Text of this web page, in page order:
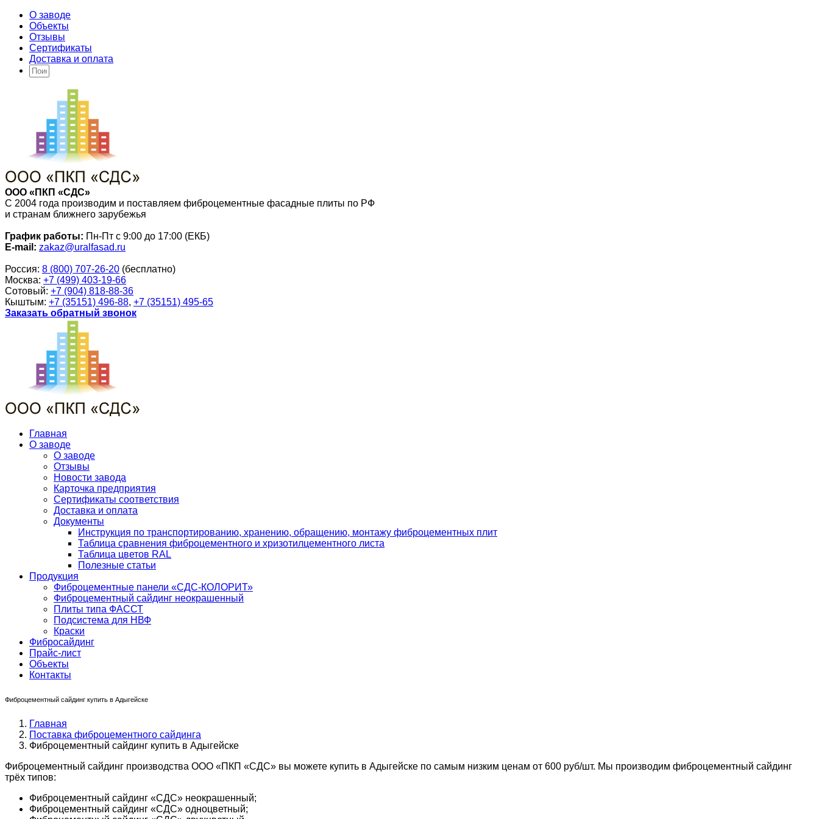
О заводе
Объекты
Отзывы
Сертификаты
Доставка и оплата
ООО «ПКП «СДС»
С 2004 года производим и поставляем фиброцементные фасадные плиты по РФ
и странам ближнего зарубежья
График работы: Пн-Пт с 9:00 до 17:00 (ЕКБ)
E-mail: zakaz@uralfasad.ru
Россия: 8 (800) 707-26-20 (бесплатно)
Москва: +7 (499) 403-19-66
Сотовый: +7 (904) 818-88-36
Кыштым: +7 (35151) 496-88, +7 (35151) 495-65
Заказать обратный звонок
Главная
О заводе
О заводе
Отзывы
Новости завода
Карточка предприятия
Сертификаты соответствия
Доставка и оплата
Документы
Инструкция по транспортированию, хранению, обращению, монтажу фиброцементных плит
Таблица сравнения фиброцементного и хризотилцементного листа
Таблица цветов RAL
Полезные статьи
Продукция
Фиброцементные панели «СДС-КОЛОРИТ»
Фиброцементный сайдинг неокрашенный
Плиты типа ФАССТ
Подсистема для НВФ
Краски
Фибросайдинг
Прайс-лист
Объекты
Контакты
Фиброцементный сайдинг купить в Адыгейске
Главная
Поставка фиброцементного сайдинга
Фиброцементный сайдинг купить в Адыгейске
Фиброцементный сайдинг производства ООО «ПКП «СДС» вы можете купить в Адыгейске по самым низким ценам от 600 руб/шт. Мы производим фиброцементный сайдинг
трёх типов:
Фиброцементный сайдинг «СДС» неокрашенный;
Фиброцементный сайдинг «СДС» одноцветный;